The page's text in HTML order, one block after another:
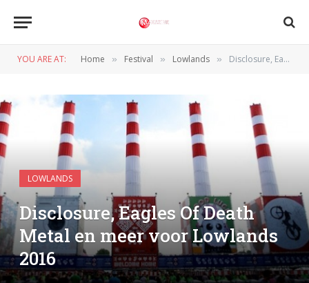
YOU ARE AT: Home » Festival » Lowlands » Disclosure, Eagles Of Death Metal en meer voor Lowlands 2016
LOWLANDS
Disclosure, Eagles Of Death
Metal en meer voor Lowlands
2016